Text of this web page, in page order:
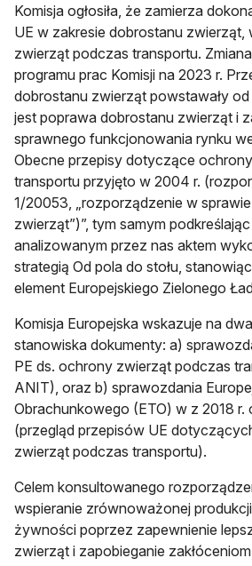
Komisja ogłosiła, że zamierza
UE w zakresie dobrostanu zwierząt,
zwierząt podczas transportu.
programu prac Komisji na 2023 r.
dobrostanu zwierząt powstawały od
jest poprawa dobrostanu zwierząt i
sprawnego funkcjonowania rynku
Obecne przepisy dotyczące
transportu przyjęto w 2004 r.
1/20053, „rozporządzenie w
zwierząt”)”, tym samym
analizowanym przez nas aktem
strategią Od pola do stołu,
element Europejskiego Zielonego
Komisja Europejska wskazuje na
stanowiska dokumenty: a)
PE ds. ochrony zwierząt podczas
ANIT), oraz b) sprawozdania
Obrachunkowego (ETO) w z 2018 r.
(przegląd przepisów UE
zwierząt podczas transportu).
Celem konsultowanego
wspieranie zrównoważonej
żywności poprzez zapewnienie
zwierząt i zapobieganie